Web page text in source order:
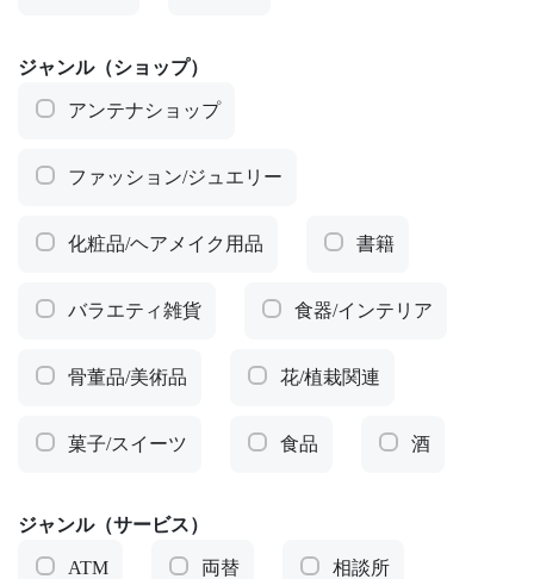
ジャンル（ショップ）
アンテナショップ
ファッション/ジュエリー
化粧品/ヘアメイク用品 書籍
バラエティ雑貨 食器/インテリア
骨董品/美術品 花/植栽関連
菓子/スイーツ 食品 酒
ジャンル（サービス）
ATM 両替 相談所